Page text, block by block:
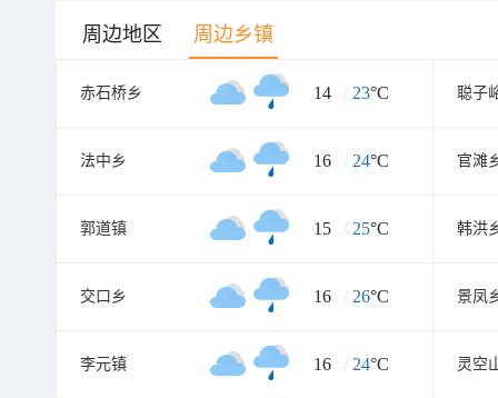
周边地区 周边乡镇
赤石桥乡 14 / 23°C 聪子
法中乡 16 / 24°C 官滩
郭道镇 15 / 25°C 韩洪
交口乡 16 / 26°C 景凤
李元镇 16 / 24°C 灵空